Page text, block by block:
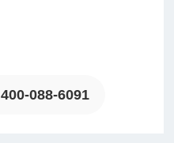
400-088-6091